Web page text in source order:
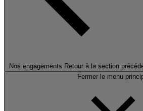
Nos engagements Retour à la section
Fermer le menu